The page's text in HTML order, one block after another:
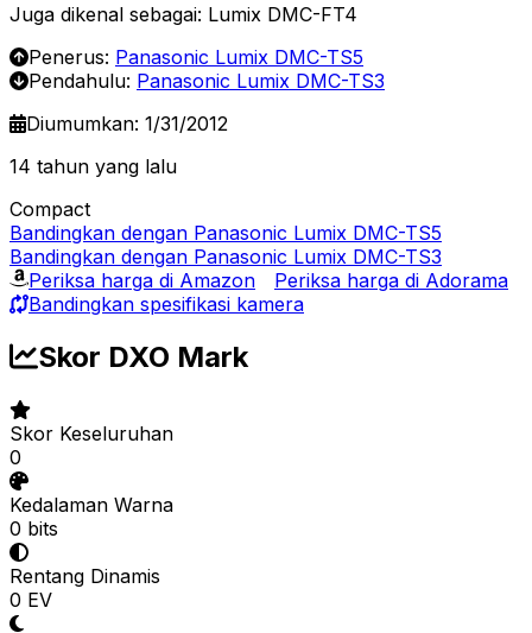
Juga dikenal sebagai: Lumix DMC-FT4
Penerus: Panasonic Lumix DMC-TS5
Pendahulu: Panasonic Lumix DMC-TS3
Diumumkan: 1/31/2012
14 tahun yang lalu
Compact
Bandingkan dengan Panasonic Lumix DMC-TS5
Bandingkan dengan Panasonic Lumix DMC-TS3
Periksa harga di Amazon
Periksa harga di Adorama
Bandingkan spesifikasi kamera
Skor DXO Mark
Skor Keseluruhan
0
Kedalaman Warna
0 bits
Rentang Dinamis
0 EV